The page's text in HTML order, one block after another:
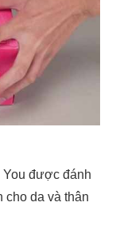
You được đánh
cho da và thân